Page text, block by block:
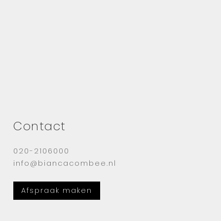
Contact
020-2106000
info@biancacombee.nl
Afspraak maken